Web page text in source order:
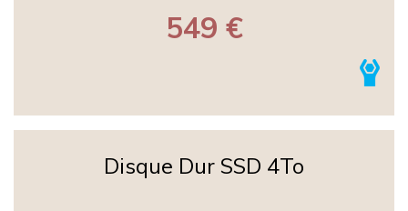
549 €
Disque Dur SSD 4To